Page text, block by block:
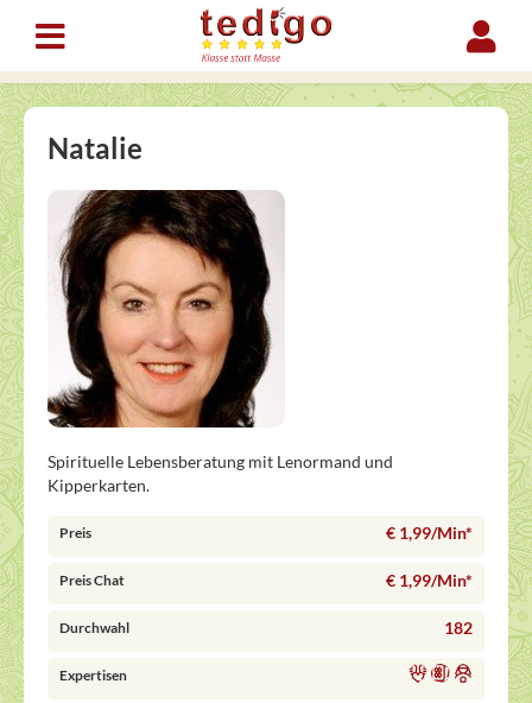
Natalie
Spirituelle Lebensberatung mit Lenormand und
Kipperkarten.
Preis € 1,99/Min*
Preis Chat € 1,99/Min*
Durchwahl 182
Expertisen